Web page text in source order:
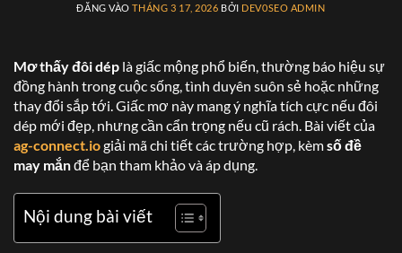
ĐĂNG VÀOTHÁNG 3 17, 2026 BỞI DEV0SEO ADMIN
Mơ thấy đôi dép là giấc mộng phổ biến, thường báo hiệu sự
đồng hành trong cuộc sống, tình duyên suôn sẻ hoặc những
thay đổi sắp tới. Giấc mơ này mang ý nghĩa tích cực nếu đôi
dép mới đẹp, nhưng cần cẩn trọng nếu cũ rách. Bài viết của
ag-connect.iogiải mã chi tiết các trường hợp, kèmsố đề
may mắnđể bạn tham khảo và áp dụng.
Nội dung bài viết